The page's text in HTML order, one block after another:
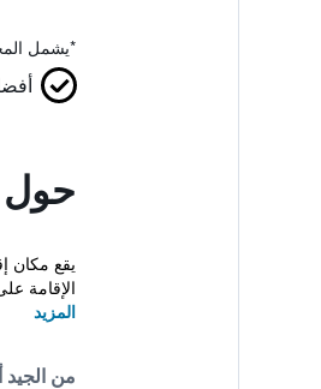
*يشمل
حول Ruunawere Hotel
الإقامة على بُعد 46 كم من المتحف
المزيد
من الجيد